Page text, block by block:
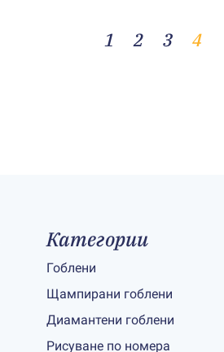
1 2 3 4
Категории
Гоблени
Щампирани гоблени
Диамантени гоблени
Рисуване по номера